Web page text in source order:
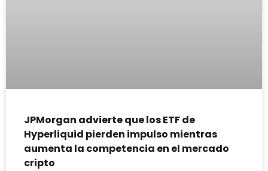
JPMorgan advierte que los ETF de
Hyperliquid pierden impulso mientras
aumenta la competencia en el mercado
cripto